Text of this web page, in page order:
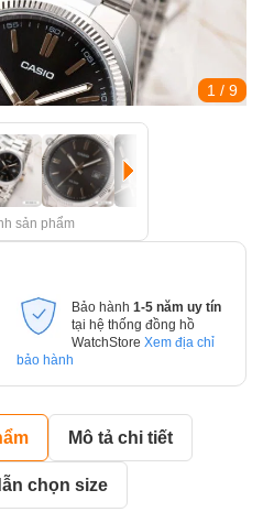
1 / 9
sản phẩm
Bảo hành 1-5 năm uy tín
tại hệ thống đồng hồ
WatchStore Xem địa chỉ
bảo hành
Mô tả chi tiết
chọn size